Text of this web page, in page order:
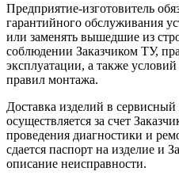
Предприятие-изготовитель
гарантийного обслуживания
или заменять вышедшие из
соблюдении Заказчиком ТУ,
эксплуатации, а также
правил монтажа.
Доставка изделий в
осуществляется за счет
проведения диагностики и
сдается паспорт на изделие и
описание неисправности.